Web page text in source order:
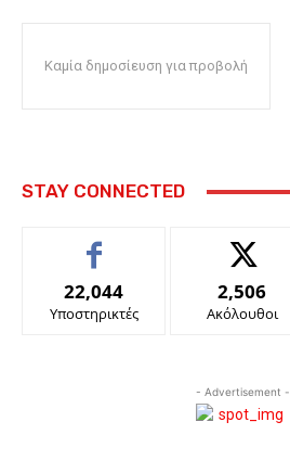
Καμία δημοσίευση για προβολή
STAY CONNECTED
22,044
Υποστηρικτές
2,506
Ακόλουθοι
- Advertisement -